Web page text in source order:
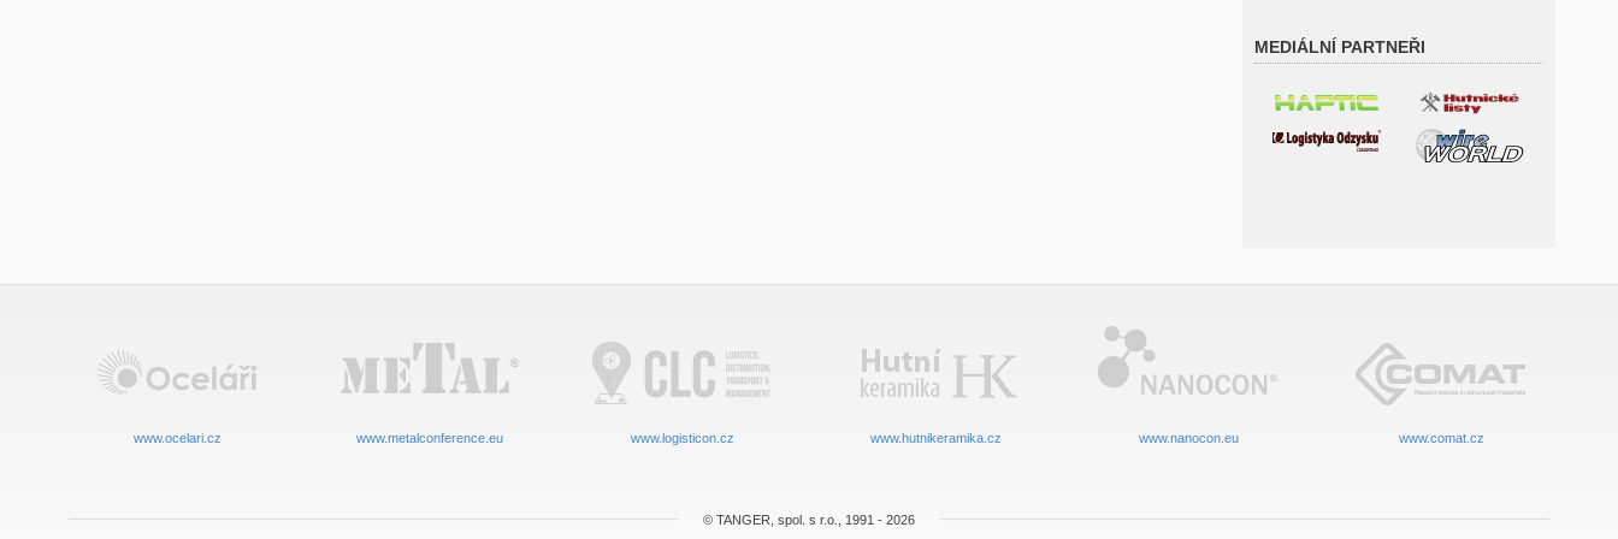
MEDIÁLNÍ PARTNEŘI
www.ocelari.cz www.metalconference.eu www.logisticon.cz www.hutnikeramika.cz www.nanocon.eu www.comat.cz
© TANGER, spol. s r.o., 1991 - 2026